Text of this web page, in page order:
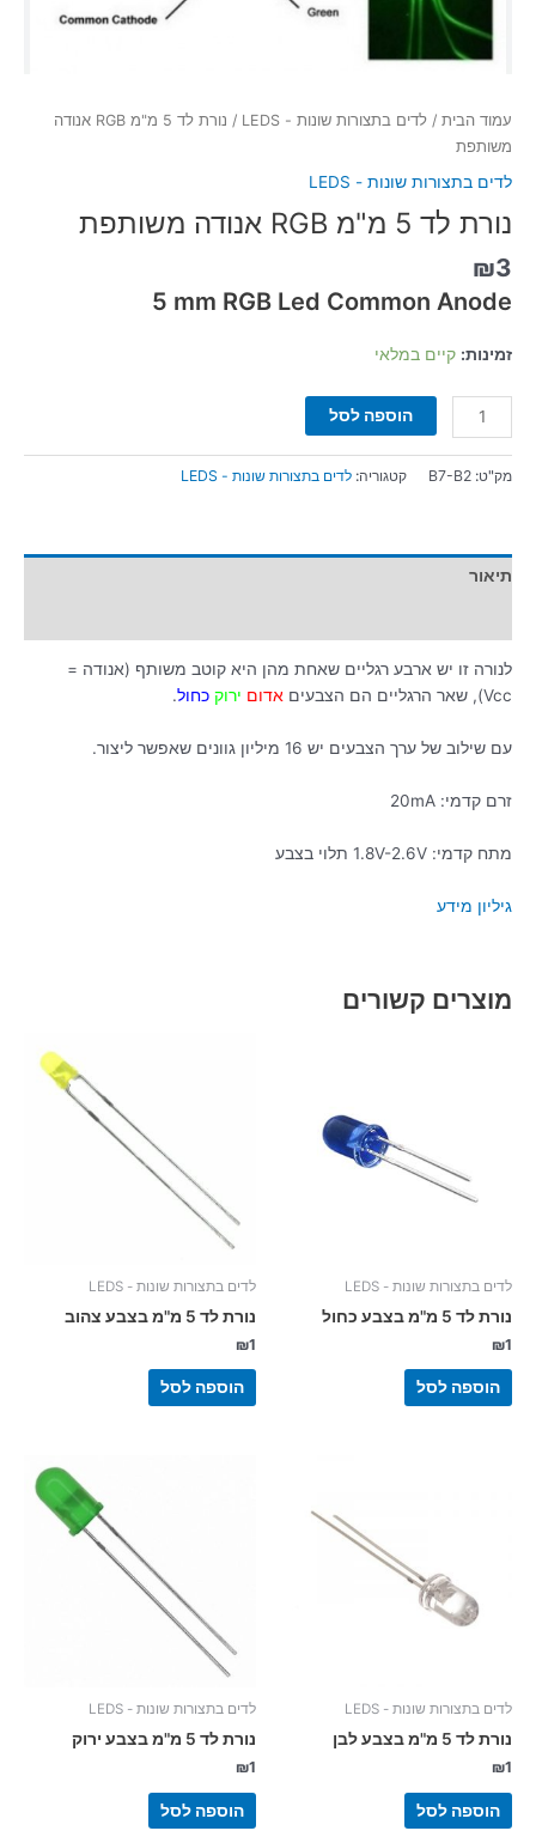
עמוד הבית / לדים בתצורות שונות - LEDS
/ נורת לד 5 מ"מ RGB אנודה
משותפת
לדים בתצורות שונות - LEDS
נורת לד 5 מ"מ RGB אנודה משותפת
₪3
5 mm RGB Led Common Anode
זמינות: קיים במלאי
הוספה לסל
מק"ט: B7-B2 קטגוריה: לדים בתצורות שונות - LEDS
תיאור
לנורה זו יש ארבע רגליים שאחת מהן היא קוטב משותף (אנודה =
Vcc), שאר הרגליים הם הצבעים
אדום ירוק כחול.
עם שילוב של ערך הצבעים יש 16 מיליון גוונים שאפשר ליצור.
זרם קדמי: 20mA
מתח קדמי: 1.8V-2.6V תלוי בצבע
גיליון מידע
מוצרים קשורים
לדים בתצורות שונות - LEDS
נורת לד 5 מ"מ בצבע כחול
₪1
הוספה לסל
לדים בתצורות שונות - LEDS
נורת לד 5 מ"מ בצבע צהוב
₪1
הוספה לסל
לדים בתצורות שונות - LEDS
נורת לד 5 מ"מ בצבע לבן
₪1
הוספה לסל
לדים בתצורות שונות - LEDS
נורת לד 5 מ"מ בצבע ירוק
₪1
הוספה לסל